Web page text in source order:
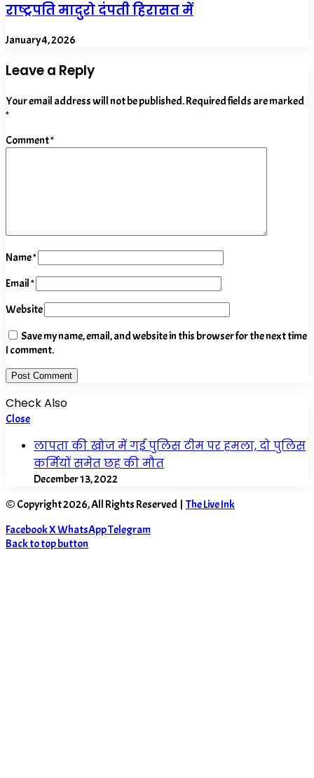
राष्ट्रपति मादुरो दंपती हिरासत में
January 4, 2026
Leave a Reply
Your email address will not be published.Required fields are marked
*
Comment*
Name*
Email*
Website
Save my name, email, and website in this browser for the next time
I comment.
Check Also
Close
लापता की खोज में गई पुलिस टीम पर हमला, दो पुलिस
कर्मियों समेत छह की मौत
December 13, 2022
© Copyright 2026, All Rights Reserved | The Live Ink
FacebookXWhatsAppTelegram
Back to top button